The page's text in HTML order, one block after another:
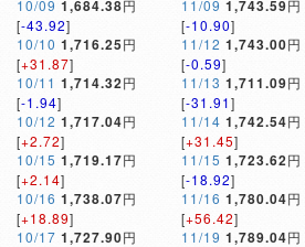
10/09 1,684.38円
[-43.92]
10/10 1,716.25円
[+31.87]
10/11 1,714.32円
[-1.94]
10/12 1,717.04円
[+2.72]
10/15 1,719.17円
[+2.14]
10/16 1,738.07円
[+18.89]
10/17 1,727.90円
11/09 1,743.59円
[-10.90]
11/12 1,743.00円
[-0.59]
11/13 1,711.09円
[-31.91]
11/14 1,742.54円
[+31.45]
11/15 1,723.62円
[-18.92]
11/16 1,780.04円
[+56.42]
11/19 1,789.04円